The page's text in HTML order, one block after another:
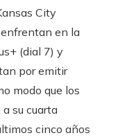
City
en la
(dial 7) y
por emitir
modo que los
su cuarta
cinco años